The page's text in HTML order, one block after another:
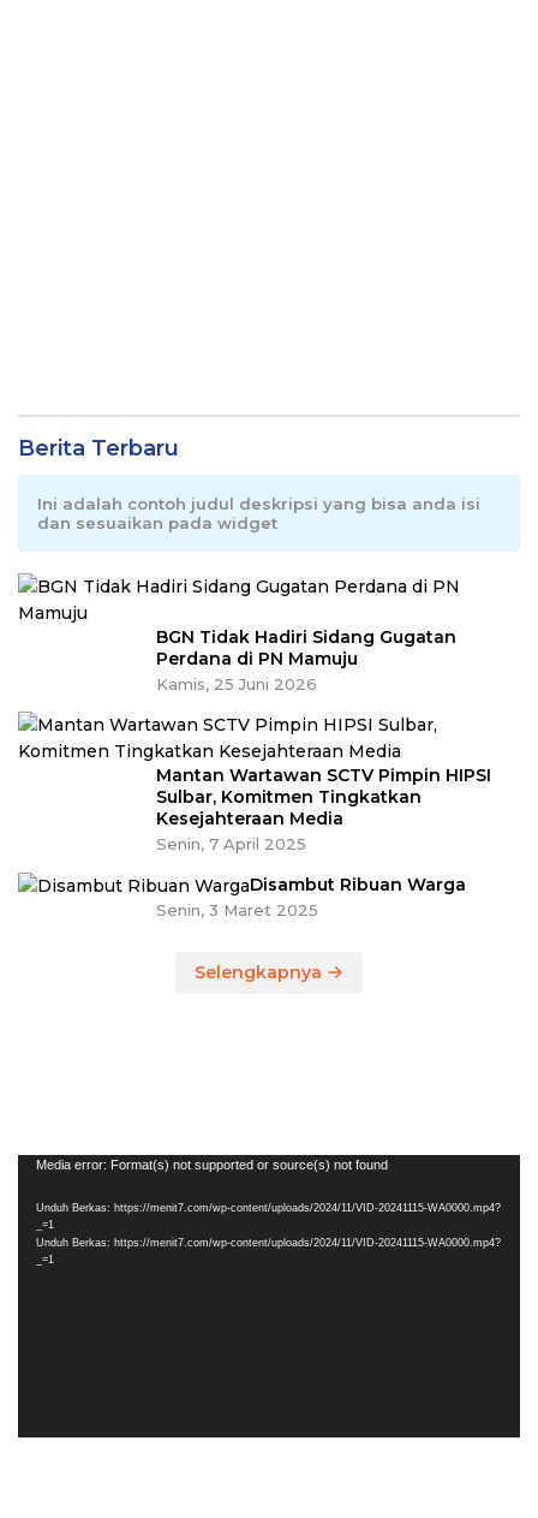
Berita Terbaru
Ini adalah contoh judul deskripsi yang bisa anda isi
dan sesuaikan pada widget
BGN Tidak Hadiri Sidang Gugatan
Perdana di PN Mamuju
Kamis, 25 Juni 2026
Mantan Wartawan SCTV Pimpin HIPSI
Sulbar, Komitmen Tingkatkan
Kesejahteraan Media
Senin, 7 April 2025
Disambut Ribuan Warga
Senin, 3 Maret 2025
Selengkapnya
Pemutar
Media error: Format(s) not supported or source(s) not found
Unduh Berkas: https://menit7.com/wp-content/uploads/2024/11/VID-20241115-WA0000.mp4?
_=1
Unduh Berkas: https://menit7.com/wp-content/uploads/2024/11/VID-20241115-WA0000.mp4?
_=1